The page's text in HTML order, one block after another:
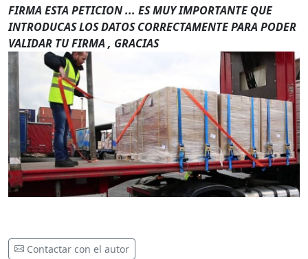
FIRMA ESTA PETICION ... ES MUY IMPORTANTE QUE
INTRODUCAS LOS DATOS CORRECTAMENTE PARA PODER
VALIDAR TU FIRMA , GRACIAS
Contactar con el autor